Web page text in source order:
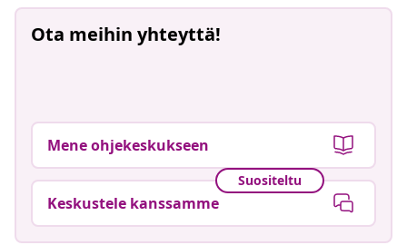
Ota meihin yhteyttä!
Mene ohjekeskukseen
Suositeltu
Keskustele kanssamme